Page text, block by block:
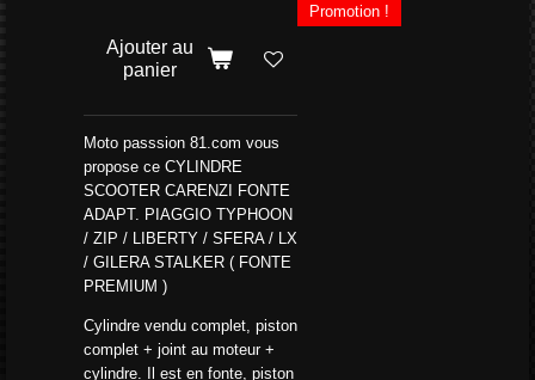
Promotion !
Ajouter au
panier
Moto passsion 81.com vous
propose ce CYLINDRE
SCOOTER CARENZI FONTE
ADAPT. PIAGGIO TYPHOON
/ ZIP / LIBERTY / SFERA / LX
/ GILERA STALKER ( FONTE
PREMIUM )
Cylindre vendu complet, piston
complet + joint au moteur +
cylindre. Il est en fonte, piston